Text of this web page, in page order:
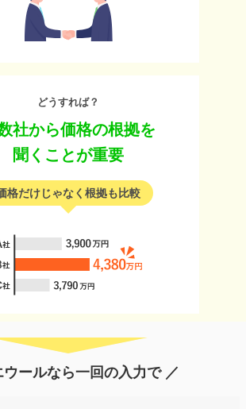
どうすれば？
社から価格の根拠を
聞くことが重要
格だけじゃなく根拠も比較
ウールなら一回の入力で ／